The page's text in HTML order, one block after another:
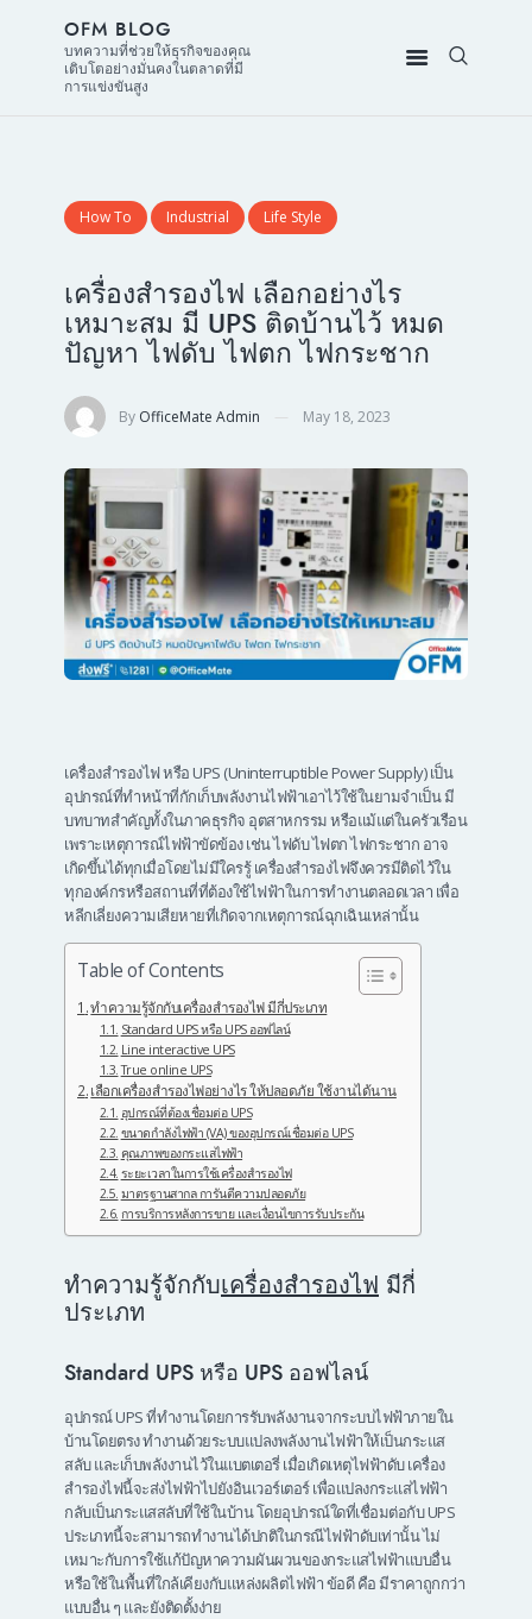
OFM BLOG
บทความที่ช่วยให้ธุรกิจของคุณ
เติบโตอย่างมั่นคงในตลาดที่มี
การแข่งขันสูง
How To Industrial Life Style
เครื่องสำรองไฟ เลือกอย่างไร
เหมาะสม มี UPS ติดบ้านไว้ หมด
ปัญหา ไฟดับ ไฟตก ไฟกระชาก
By OfficeMate Admin May 18, 2023
เครื่องสำรองไฟ หรือ UPS (Uninterruptible Power Supply) เป็น
อุปกรณ์ที่ทำหน้าที่กักเก็บพลังงานไฟฟ้าเอาไว้ใช้ในยามจำเป็น มี
บทบาทสำคัญทั้งในภาคธุรกิจ อุตสาหกรรม หรือแม้แต่ในครัวเรือน
เพราะเหตุการณ์ไฟฟ้าขัดข้อง เช่น ไฟดับ ไฟตก ไฟกระชาก อาจ
เกิดขึ้นได้ทุกเมื่อโดยไม่มีใครรู้ เครื่องสำรองไฟจึงควรมีติดไว้ใน
ทุกองค์กรหรือสถานที่ที่ต้องใช้ไฟฟ้าในการทำงานตลอดเวลา เพื่อ
หลีกเลี่ยงความเสียหายที่เกิดจากเหตุการณ์ฉุกเฉินเหล่านั้น
Table of Contents
ทำความรู้จักกับเครื่องสำรองไฟ มีกี่ประเภท
Standard UPS หรือ UPS ออฟไลน์
Line interactive UPS
True online UPS
เลือกเครื่องสำรองไฟอย่างไร ให้ปลอดภัย ใช้งานได้นาน
อุปกรณ์ที่ต้องเชื่อมต่อ UPS
ขนาดกำลังไฟฟ้า (VA) ของอุปกรณ์เชื่อมต่อ UPS
คุณภาพของกระแสไฟฟ้า
ระยะเวลาในการใช้เครื่องสำรองไฟ
มาตรฐานสากล การันตีความปลอดภัย
การบริการหลังการขาย และเงื่อนไขการรับประกัน
ทำความรู้จักกับเครื่องสำรองไฟ มีกี่
ประเภท
Standard UPS หรือ UPS ออฟไลน์
อุปกรณ์ UPS ที่ทำงานโดยการรับพลังงานจากระบบไฟฟ้าภายใน
บ้านโดยตรง ทำงานด้วยระบบแปลงพลังงานไฟฟ้าให้เป็นกระแส
สลับ และเก็บพลังงานไว้ในแบตเตอรี่ เมื่อเกิดเหตุไฟฟ้าดับ เครื่อง
สำรองไฟนี้จะส่งไฟฟ้าไปยังอินเวอร์เตอร์ เพื่อแปลงกระแสไฟฟ้า
กลับเป็นกระแสสลับที่ใช้ในบ้าน โดยอุปกรณ์ใดที่เชื่อมต่อกับ UPS
ประเภทนี้จะสามารถทำงานได้ปกติในกรณีไฟฟ้าดับเท่านั้น ไม่
เหมาะกับการใช้แก้ปัญหาความผันผวนของกระแสไฟฟ้าแบบอื่น
หรือใช้ในพื้นที่ใกล้เคียงกับแหล่งผลิตไฟฟ้า ข้อดี คือ มีราคาถูกกว่า
แบบอื่น ๆ และยังติดตั้งง่าย